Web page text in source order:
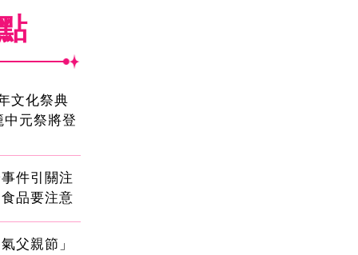
文化祭典
中元祭將登
件引關注
品要注意
父親節」